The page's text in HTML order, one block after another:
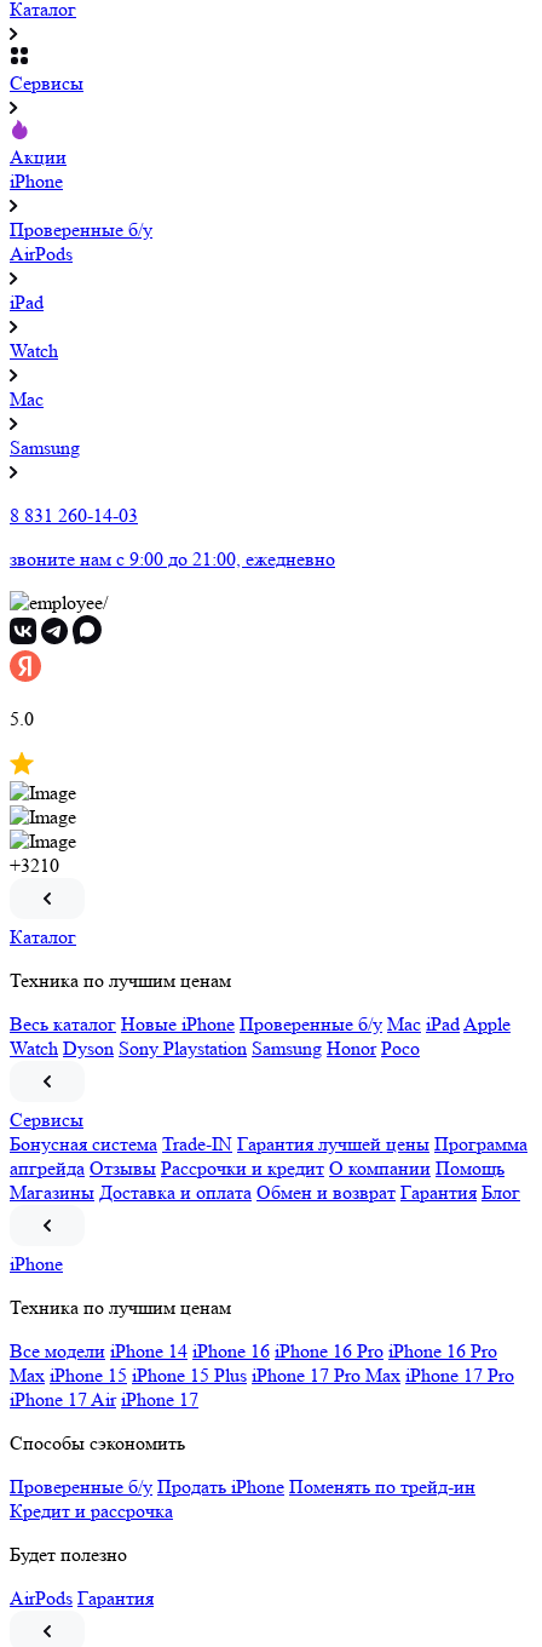
Каталог
Сервисы
Акции
iPhone
Проверенные б/у
AirPods
iPad
Watch
Mac
Samsung
8 831 260-14-03
звоните нам c 9:00 до 21:00, ежедневно
5.0
+3210
Каталог
Техника по лучшим ценам
Весь каталог Новые iPhone Проверенные б/у Mac iPadApple
Watch Dyson Sony Playstation Samsung Honor Poco
Сервисы
Бонусная система Trade-IN Гарантия лучшей цены Программа
апгрейда Отзывы Рассрочки и кредит О компании Помощь
Магазины Доставка и оплата Обмен и возврат Гарантия Блог
iPhone
Техника по лучшим ценам
Все модели iPhone 14 iPhone 16 iPhone 16 Pro iPhone 16 Pro
Max iPhone 15 iPhone 15 Plus iPhone 17 Pro Max iPhone 17 Pro
iPhone 17 Air iPhone 17
Способы сэкономить
Проверенные б/у Продать iPhone Поменять по трейд-ин
Кредит и рассрочка
Будет полезно
AirPods Гарантия